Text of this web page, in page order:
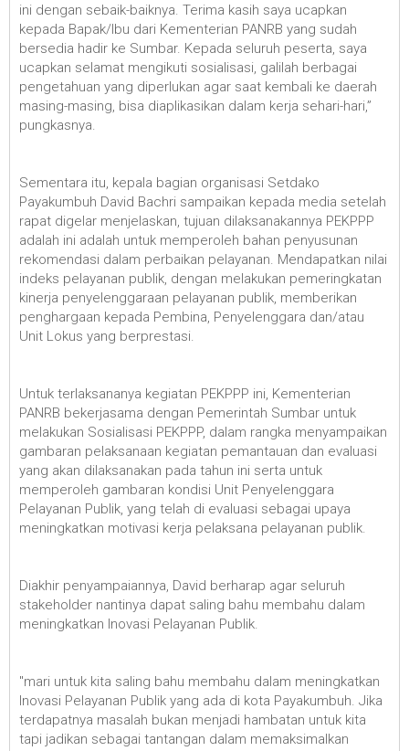
ini dengan sebaik-baiknya. Terima kasih saya ucapkan
kepada Bapak/Ibu dari Kementerian PANRB yang sudah
bersedia hadir ke Sumbar. Kepada seluruh peserta, saya
ucapkan selamat mengikuti sosialisasi, galilah berbagai
pengetahuan yang diperlukan agar saat kembali ke daerah
masing-masing, bisa diaplikasikan dalam kerja sehari-hari,”
pungkasnya.
Sementara itu, kepala bagian organisasi Setdako
Payakumbuh David Bachri sampaikan kepada media setelah
rapat digelar menjelaskan, tujuan dilaksanakannya PEKPPP
adalah ini adalah untuk memperoleh bahan penyusunan
rekomendasi dalam perbaikan pelayanan. Mendapatkan nilai
indeks pelayanan publik, dengan melakukan pemeringkatan
kinerja penyelenggaraan pelayanan publik, memberikan
penghargaan kepada Pembina, Penyelenggara dan/atau
Unit Lokus yang berprestasi.
Untuk terlaksananya kegiatan PEKPPP ini, Kementerian
PANRB bekerjasama dengan Pemerintah Sumbar untuk
melakukan Sosialisasi PEKPPP, dalam rangka menyampaikan
gambaran pelaksanaan kegiatan pemantauan dan evaluasi
yang akan dilaksanakan pada tahun ini serta untuk
memperoleh gambaran kondisi Unit Penyelenggara
Pelayanan Publik, yang telah di evaluasi sebagai upaya
meningkatkan motivasi kerja pelaksana pelayanan publik.
Diakhir penyampaiannya, David berharap agar seluruh
stakeholder nantinya dapat saling bahu membahu dalam
meningkatkan Inovasi Pelayanan Publik.
"mari untuk kita saling bahu membahu dalam meningkatkan
Inovasi Pelayanan Publik yang ada di kota Payakumbuh. Jika
terdapatnya masalah bukan menjadi hambatan untuk kita
tapi jadikan sebagai tantangan dalam memaksimalkan